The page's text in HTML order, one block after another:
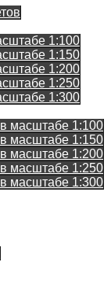
1:100
1:150
1:200
1:250
1:300
масштабе 1:100
масштабе 1:150
масштабе 1:200
масштабе 1:250
масштабе 1:300